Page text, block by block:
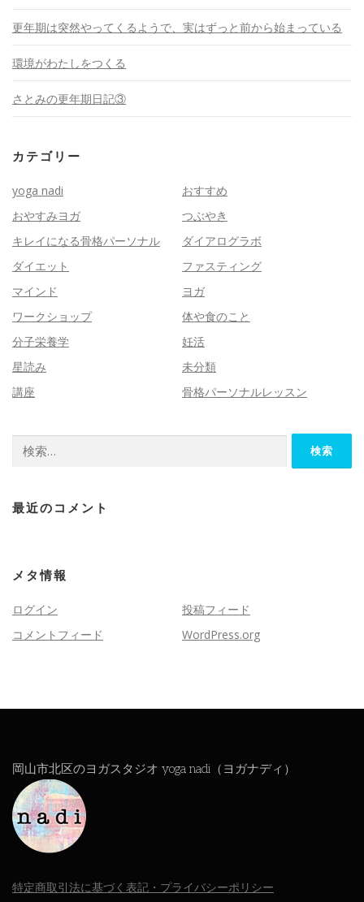
更年期は突然やってくるようで、実はずっと前から始まっている
環境がわたしをつくる
さとみの更年期日記③
カテゴリー
yoga nadi
おすすめ
おやすみヨガ
つぶやき
キレイになる骨格パーソナル
ダイアログラボ
ダイエット
ファスティング
マインド
ヨガ
ワークショップ
体や食のこと
分子栄養学
妊活
星読み
未分類
講座
骨格パーソナルレッスン
索:
最近のコメント
メタ情報
ログイン
投稿フィード
コメントフィード
WordPress.org
岡山市北区のヨガスタジオ yoga nadi（ヨガナディ）
特定商取引法に基づく表記・プライバシーポリシー